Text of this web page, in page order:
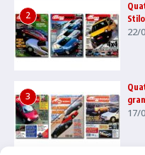
2
22/
3
17/